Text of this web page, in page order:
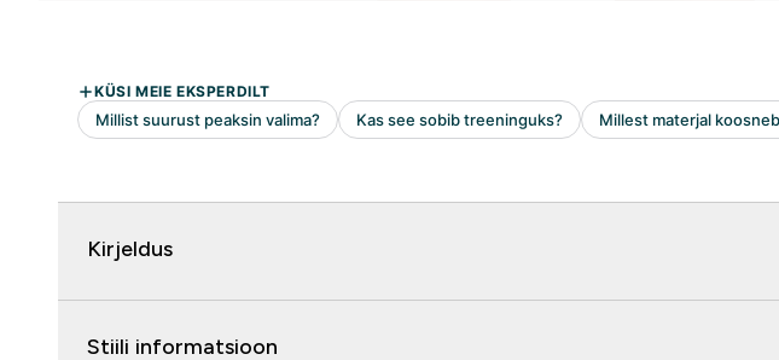
Kirjeldus
Stiili informatsioon